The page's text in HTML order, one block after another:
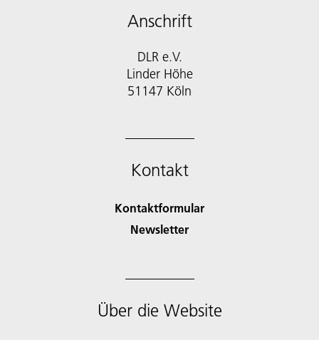
Anschrift
DLR e.V.
Linder Höhe
51147 Köln
Kontakt
Kontaktformular
Newsletter
Über die Website